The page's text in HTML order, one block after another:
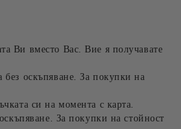
Ви вместо Вас. Вие я получавате
оскъпяване. За покупки на
си на момента с карта.
За покупки на стойност